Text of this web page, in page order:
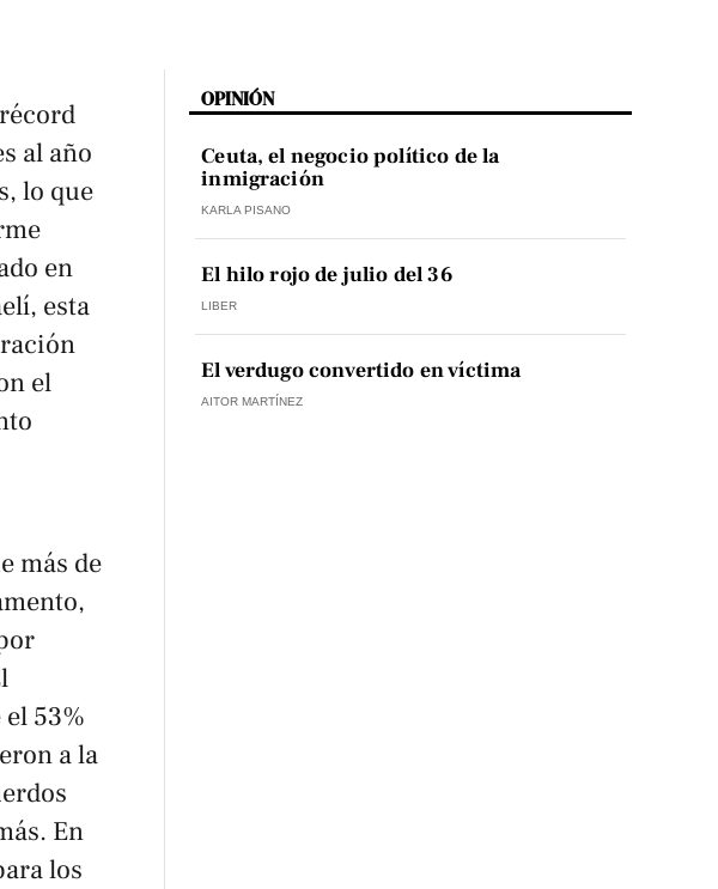
al año
lo que
en
esta
el
más de
53%
a la
En
los
OPINIÓN
Ceuta, el negocio político de la
inmigración
KARLA PISANO
El hilo rojo de julio del 36
LIBER
El verdugo convertido en víctima
AITOR MARTÍNEZ